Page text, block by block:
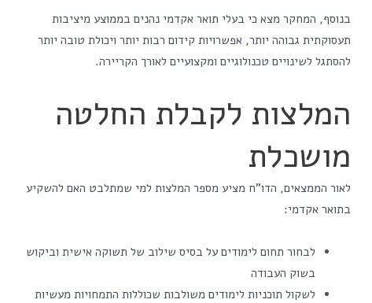
בנוסף, המחקר מצא כי בעלי תואר אקדמי נהנים בממוצע מיציבות
תעסוקתית גבוהה יותר, אפשרויות קידום רבות יותר ויכולת טובה יותר
להסתגל לשינויים טכנולוגיים ומקצועיים לאורך הקריירה.
המלצות לקבלת החלטה
מושכלת
לאור הממצאים, הדו"ח מציע מספר המלצות למי שמתלבט האם להשקיע
בתואר אקדמי:
לבחור תחום לימודים על בסיס שילוב של תשוקה אישית וביקוש
בשוק העבודה
לשקול תוכניות לימודים משולבות שכוללות התמחויות מעשיות